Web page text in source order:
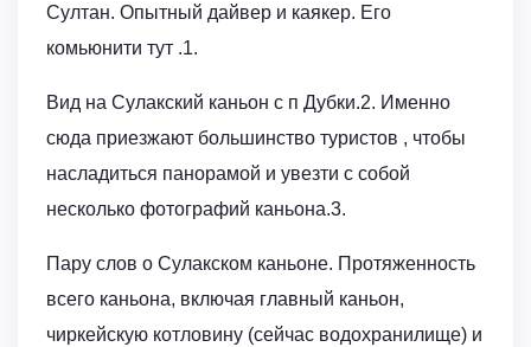
Султан. Опытный дайвер и каякер. Его
комьюнити тут .1.
Вид на Сулакский каньон с п Дубки.2. Именно
сюда приезжают большинство туристов , чтобы
насладиться панорамой и увезти с собой
несколько фотографий каньона.3.
Пару слов о Сулакском каньоне. Протяженность
всего каньона, включая главный каньон,
чиркейскую котловину (сейчас водохранилище) и